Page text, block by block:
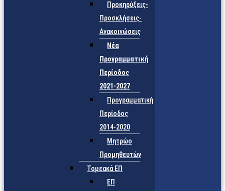
Προκηρύξεις-
Προσκλήσεις-
Ανακοινώσεις
Νέα
Προγραμματική
Περίοδος
2021-2027
Προγραμματική
Περίοδος
2014-2020
Μητρώο
Προμηθευτών
Τομεακά ΕΠ
ΕΠ